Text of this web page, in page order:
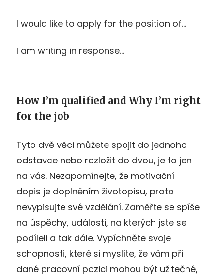
I would like to apply for the position of…
I am writing in response…
How I’m qualified and Why I’m right
for the job
Tyto dvě věci můžete spojit do jednoho
odstavce nebo rozložit do dvou, je to jen
na vás. Nezapomínejte, že motivační
dopis je doplněním životopisu, proto
nevypisujte své vzdělání. Zaměřte se spíše
na úspěchy, události, na kterých jste se
podíleli a tak dále. Vypíchněte svoje
schopnosti, které si myslíte, že vám při
dané pracovní pozici mohou být užitečné,